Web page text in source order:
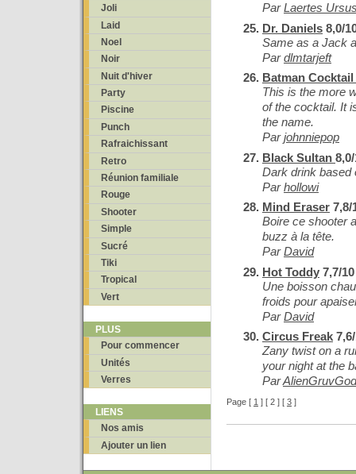
Joli
Laid
Noel
Noir
Nuit d'hiver
Party
Piscine
Punch
Rafraichissant
Retro
Réunion familiale
Rouge
Shooter
Simple
Sucré
Tiki
Tropical
Vert
PLUS
Pour commencer
Unités
Verres
LIENS
Nos amis
Ajouter un lien
ParLaertes
Dr. Daniels 8,0/
Same as a Jack
Pardlmtarjeft
Batman Cocktail
This is the more
of the cocktail. It
the name.
Parjohnniepop
Black Sultan
Dark drink based
Parhollowi
Mind Eraser 7,8/
Boire ce shooter
buzz à la tête.
ParDavid
Hot Toddy 7,7/10
Une boisson
froids pour
ParDavid
Circus Freak
Zany twist on a
your night at the
ParAlienGruvGod
Page [ 1 ] [ 2 ] [ 3 ]